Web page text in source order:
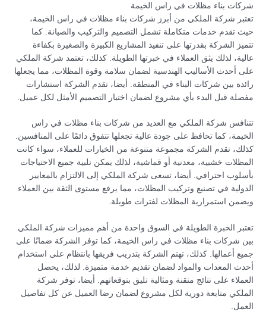
شركات بناء مظلات في راس الخيمة
تعتبر شركة الملكي من أبرز شركات بناء مظلات في راس الخيمة،
حيث تقدم خدمات متكاملة تشمل التصميم والتركيب والصيانة. كما
تتميز الشركة بقدرتها على تنفيذ المشاريع الكبيرة والصغيرة بكفاءة
عالية، لذلك يثق العملاء في خبرتها الطويلة. كذلك، تعتمد شركة الملكي
على أحدث الأساليب الهندسية لضمان سلامة وقوة المظلات، مما يجعلها
رائدة بين شركات البناء في المنطقة. أيضا، تقدم الشركة استشارات
مفصلة قبل البدء بأي مشروع لضمان اختيار التصميم الأمثل لكل عميل.
تتنافس شركة الملكي مع العديد من شركات بناء مظلات في راس
الخيمة، كما تحافظ على جودة عالية تجعلها تتفوق دائمًا على المنافسين.
كذلك، تقدم الشركة مجموعة متنوعة من الخيارات للعملاء، سواء كانت
المظلات خشبية، معدنية أو قماشية، لذلك يمكن تلبية جميع الاحتياجات
بأسلوب احترافي. أيضا، تسعى شركة الملكي إلى الالتزام بالمعايير
الدولية في تصنيع وتركيب المظلات، مما يرفع مستوى الثقة بين العملاء
ويضمن استمرارية المظلات لفترات طويلة.
تعتبر الخبرة الطويلة في السوق واحدة من أهم مميزات شركة الملكي
بين شركات بناء مظلات في راس الخيمة، كما توفر الشركة ضمانًا على
جميع أعمالها. كذلك، تهتم الشركة بتدريب فريقها بانتظام على استخدام
أحدث المعدات والمواد لضمان تقديم خدمة متميزة. لذلك، يحصل
العملاء على نتائج متقنة ومثالية تليق بتوقعاتهم. أيضا، توفر شركة
الملكي متابعة دورية لكل مشروع لضمان رضا العميل عن كل تفاصيل
العمل.